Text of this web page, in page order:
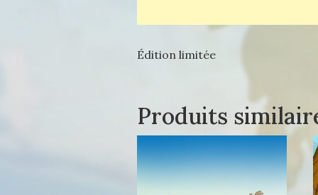
Édition limitée
Produits